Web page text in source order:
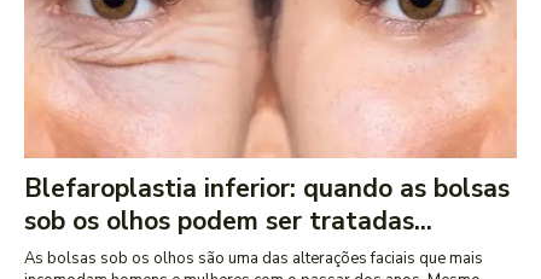
Blefaroplastia inferior: quando as bolsas
sob os olhos podem ser tratadas...
As bolsas sob os olhos são uma das alterações faciais que mais